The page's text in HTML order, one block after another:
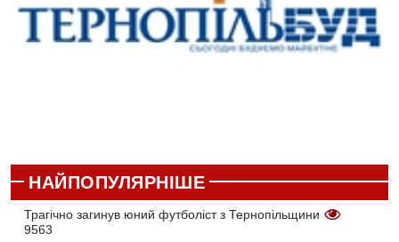
НАЙПОПУЛЯРНІШЕ
Трагічно загинув юний футболіст з Тернопільщини
9563